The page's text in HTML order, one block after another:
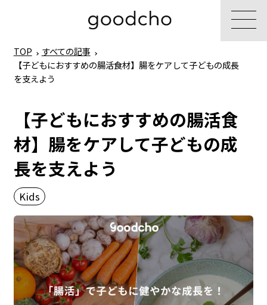
TOP
すべての記事
【子どもにおすすめの腸活食材】腸をケアして子どもの成長
を支えよう
【子どもにおすすめの腸活食
材】腸をケアして子どもの成
長を支えよう
Kids